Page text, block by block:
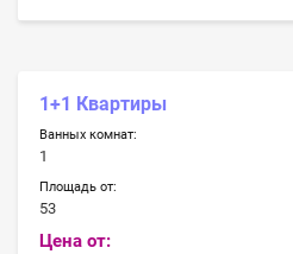
1+1 Квартиры
Ванных комнат:
1
Площадь от:
53
Цена от: